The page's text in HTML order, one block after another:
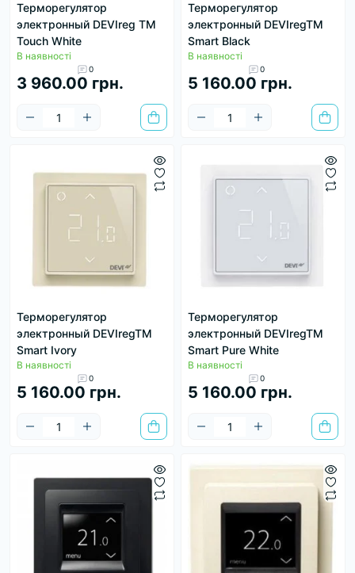
Терморегулятор
электронный DEVIreg ТМ
Touch White
В наявності
0
3 960.00 грн.
Терморегулятор
электронный DEVIregTM
Smart Black
В наявності
0
5 160.00 грн.
Терморегулятор
электронный DEVIregTM
Smart Ivory
В наявності
0
5 160.00 грн.
Терморегулятор
электронный DEVIregTM
Smart Pure White
В наявності
0
5 160.00 грн.